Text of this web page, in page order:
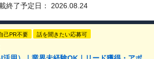
終了予定日： 2026.08.24
己PR不要 話を聞きたい応募可